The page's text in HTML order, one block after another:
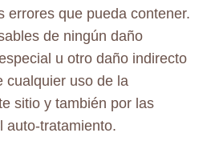
errores que pueda contener.
de ningún daño
u otro daño indirecto
cualquier uso de la
sitio y también por las
auto-tratamiento.